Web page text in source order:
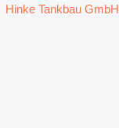
مفاعل كيميائي Hinke Tankbau GmbH